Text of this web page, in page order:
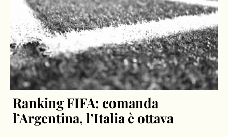
Ranking FIFA: comanda
l’Argentina, l’Italia è ottava